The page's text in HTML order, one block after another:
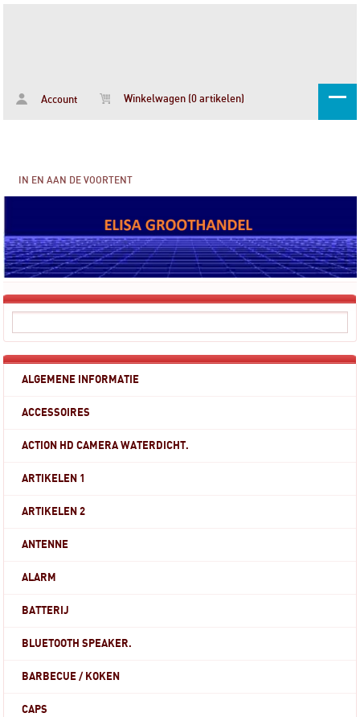
Account Winkelwagen (0 artikelen)
IN EN AAN DE VOORTENT
ALGEMENE INFORMATIE
ACCESSOIRES
ACTION HD CAMERA WATERDICHT.
ARTIKELEN 1
ARTIKELEN 2
ANTENNE
ALARM
BATTERIJ
BLUETOOTH SPEAKER.
BARBECUE / KOKEN
CAPS